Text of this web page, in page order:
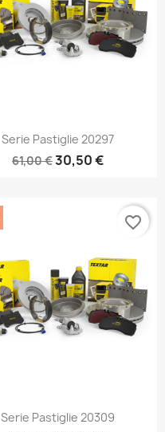
 Anteprima
Serie Pastiglie 20297
61,00 €30,50 €
Anteprima
Serie Pastiglie 20309
favorite_border